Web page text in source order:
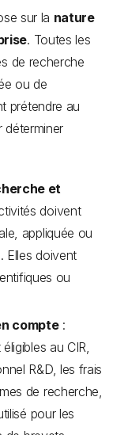
sur la nature
. Toutes les
de recherche
ou de
prétendre au
déterminer
et
doivent
appliquée ou
Elles doivent
ou
compte:
au CIR,
R&D, les frais
de recherche,
pour les